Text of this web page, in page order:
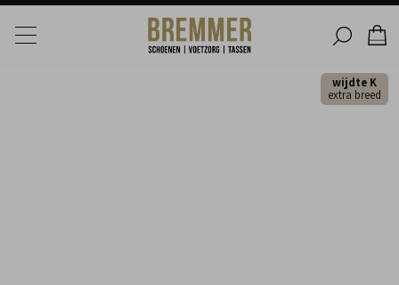
wijdte K
extra breed